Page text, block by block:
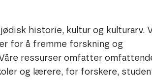
for
og analog
som
og høyere
demokratisk
historie, kultur og kulturarv.
for å fremme forskning og
ressurser omfatter
og lærere, for forskere,